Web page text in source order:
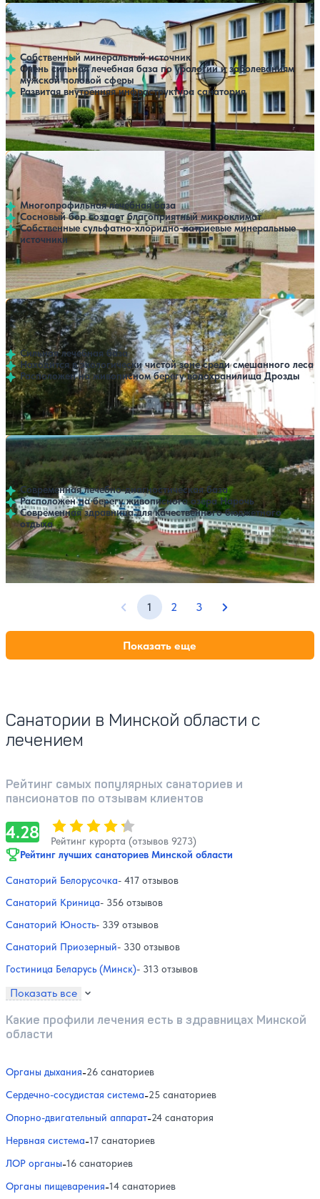
Санаторий Рассвет-Любань
4.5187 отзывов
Минская область
Собственный минеральный источник
Очень сильная лечебная база по урологии и заболеваниям
мужской половой сферы
Развитая внутренняя инфраструктура санатория
Профилей лечения:5 Крытый бассейн SPA
Нет цен или свободных мест на выбранные даты
Выбрать другой вариант
Санаторий Пралеска
4.1 229 отзывов
Минская область
Многопрофильная лечебная база
Сосновый бор создает благоприятный микроклимат
Собственные сульфатно-хлоридно-натриевые минеральные
источники
Профилей лечения:7 Крытый бассейн SPA
Нет цен или свободных мест на выбранные даты
Выбрать другой вариант
Лечебно-оздоровительный комплекс Ракета
482 отзыва
Минская область
Сильная лечебная база
Находится в экологически чистой зоне среди смешанного леса
Расположен на живописном берегу водохранилища Дрозды
Профилей лечения:5 Крытый бассейн
Нет цен или свободных мест на выбранные даты
Выбрать другой вариант
Санаторий Нарочь
4.1198 отзывов
Минская область
Современная лечебно-диагностическая база
Расположен на берегу живописного озера Нарочь
Современная здравница для качественного бюджетного
отдыха
Профилей лечения:5 Крытый бассейн SPA
Нет цен или свободных мест на выбранные даты
Выбрать другой вариант
Предыдущая страница
1 2 3 Следующая
Показать еще
Санатории в Минской области с
лечением
Рейтинг самых популярных санаториев и
пансионатов по отзывам клиентов
4.28 Оценка, количество звезд:
Рейтинг курорта (отзывов 9273)
Рейтинг лучших санаториев Минской области
Санаторий Белорусочка- 417 отзывов
Санаторий Криница- 356 отзывов
Санаторий Юность- 339 отзывов
Санаторий Приозерный- 330 отзывов
Гостиница Беларусь (Минск)- 313 отзывов
Показать все
Какие профили лечения есть в здравницах Минской
области
Органы дыхания-26 санаториев
Сердечно-сосудистая система-25 санаториев
Опорно-двигательный аппарат-24 санатория
Нервная система-17 санаториев
ЛОР органы-16 санаториев
Органы пищеварения-14 санаториев